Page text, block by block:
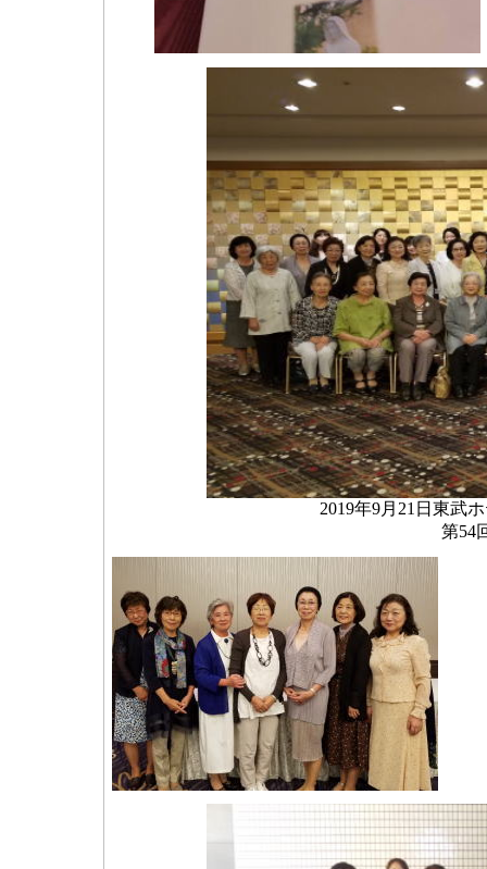
2019年9月21日東武
第54